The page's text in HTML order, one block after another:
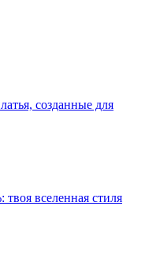
созданные для
вселенная стиля